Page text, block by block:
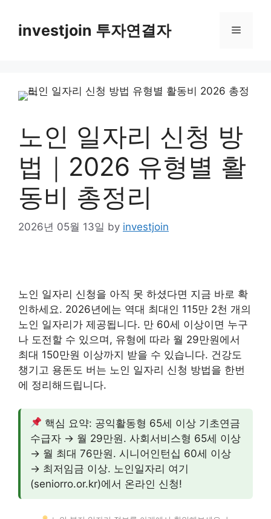
contentinvestjoin 투자연결자 Menu
노인 일자리 신청 방
법｜2026 유형별 활
동비 총정리
2026년 05월 13일 by investjoin
노인 일자리 신청을 아직 못 하셨다면 지금 바로 확
인하세요. 2026년에는 역대 최대인 115만 2천 개의
노인 일자리가 제공됩니다. 만 60세 이상이면 누구
나 도전할 수 있으며, 유형에 따라 월 29만원에서
최대 150만원 이상까지 받을 수 있습니다. 건강도
챙기고 용돈도 버는 노인 일자리 신청 방법을 한번
에 정리해드립니다.
핵심 요약: 공익활동형 65세 이상 기초연금
수급자 → 월 29만원. 사회서비스형 65세 이상
→ 월 최대 76만원. 시니어인턴십 60세 이상
→ 최저임금 이상. 노인일자리 여기
(seniorro.or.kr)에서 온라인 신청!